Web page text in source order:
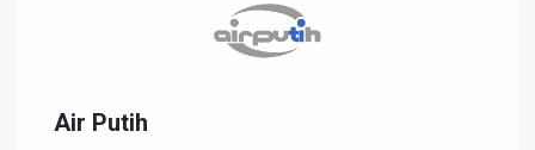
Air Putih